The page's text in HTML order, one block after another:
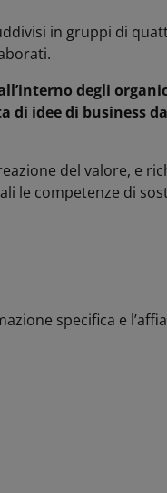
in gruppi di
degli
di idee di business
del valore, e
le competenze di
specifica e